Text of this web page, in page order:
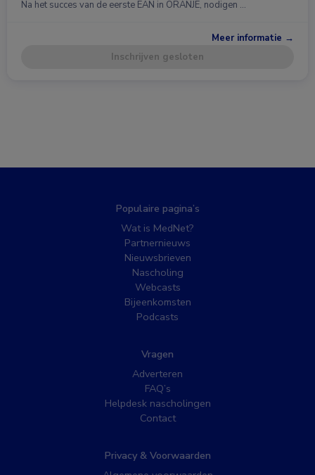
Na het succes van de eerste EAN in ORANJE, nodigen …
Meer informatie →
Inschrijven gesloten
Populaire pagina’s
Wat is MedNet?
Partnernieuws
Nieuwsbrieven
Nascholing
Webcasts
Bijeenkomsten
Podcasts
Vragen
Adverteren
FAQ’s
Helpdesk nascholingen
Contact
Privacy & Voorwaarden